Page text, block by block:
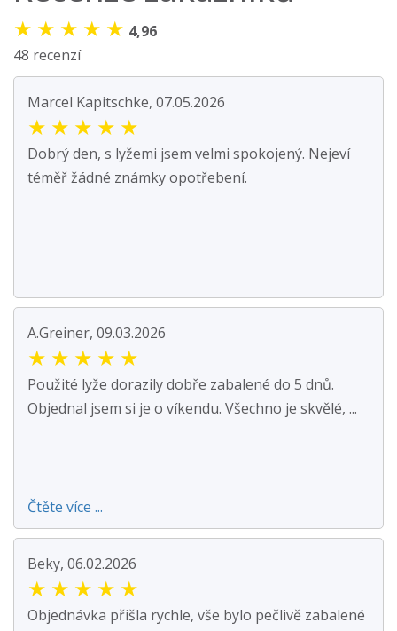
★ ★ ★ ★ ★ 4,96
48 recenzí
Marcel Kapitschke, 07.05.2026
★ ★ ★ ★ ★
Dobrý den, s lyžemi jsem velmi spokojený. Nejeví
téměř žádné známky opotřebení.
A.Greiner, 09.03.2026
★ ★ ★ ★ ★
Použité lyže dorazily dobře zabalené do 5 dnů.
Objednal jsem si je o víkendu. Všechno je skvělé, ...
Čtěte více ...
Beky, 06.02.2026
★ ★ ★ ★ ★
Objednávka přišla rychle, vše bylo pečlivě zabalené